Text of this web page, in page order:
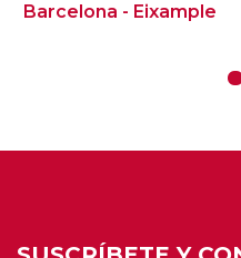
Barcelona - Eixample